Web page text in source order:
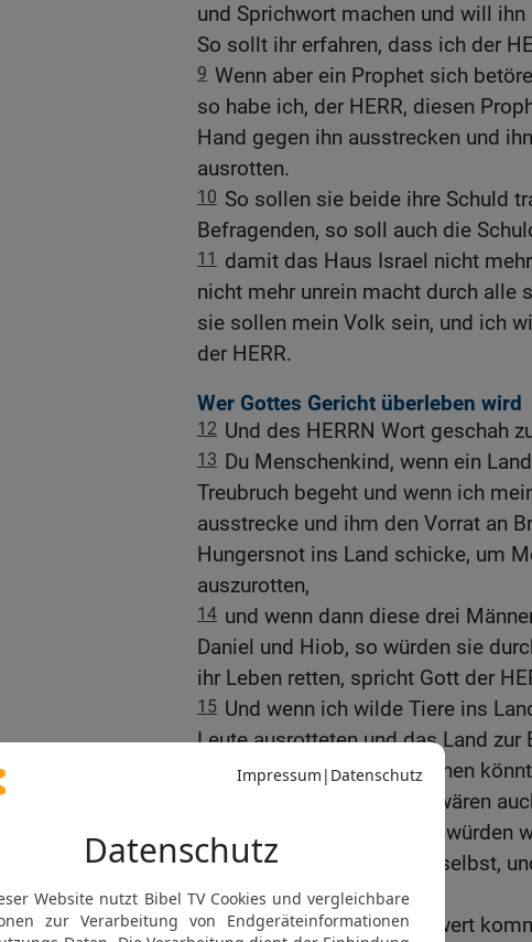
und Sprichwort machen und will
So sollt ihr erfahren, dass ich der
9 Wenn aber ein Prophet sich
so habe ich, der HERR, diesen
Hand gegen ihn ausstrecken und
ausrotten.
10 So sollen sie beide ihre Schuld
Befragenden, so soll auch die
11
damit das Haus Israel nicht
nicht mehr unrein macht durch alle
sie sollen mein Volk sein, und ich
der HERR.
Wer Gottes Gericht überleben wird
12 Und des HERRN Wort geschah
13 Du Menschenkind, wenn ein
Treubruch begeht und wenn ich
ausstrecke und ihm den Vorrat an
Hungersnot ins Land schicke, um
auszurotten,
14 und wenn dann diese drei
Daniel und Hiob, so würden sie
ihr Leben retten, spricht Gott der
15 Und wenn ich wilde Tiere ins
Leute ausrotteten und das Land zur
niemand mehr hindurchziehen
und diese drei Männer wären
spricht Gott der HERR: Sie würden
retten, sondern allein sich selbst,
werden.
17
Oder wenn ich das Schwert